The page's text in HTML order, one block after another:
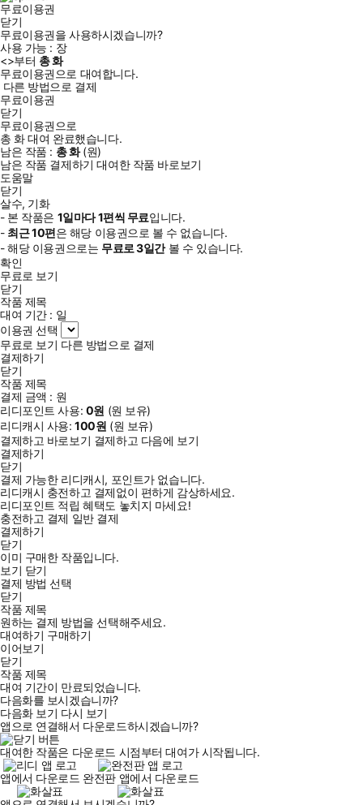
무료이용권
닫기
무료이용권을 사용하시겠습니까?
사용 가능 : 장
<>부터 총화
무료이용권으로 대여합니다.
다른 방법으로 결제
무료이용권
닫기
무료이용권으로
총 화대여 완료했습니다.
남은 작품 : 총화(원)
남은 작품 결제하기 대여한 작품 바로보기
도움말
닫기
살수, 기화
- 본 작품은 1일마다1편씩 무료입니다.
- 최근10편은 해당 이용권으로 볼 수 없습니다.
- 해당 이용권으로는 무료로3일간볼 수 있습니다.
확인
무료로 보기
닫기
작품 제목
대여 기간 : 일
이용권 선택
무료로 보기 다른 방법으로 결제
결제하기
닫기
작품 제목
결제 금액 : 원
리디포인트 사용: 0원 (원 보유)
리디캐시 사용:100원 (원 보유)
결제하고 바로보기 결제하고 다음에 보기
결제하기
닫기
결제 가능한 리디캐시, 포인트가 없습니다.
리디캐시 충전하고 결제없이 편하게 감상하세요.
리디포인트 적립 혜택도 놓치지 마세요!
충전하고 결제 일반 결제
결제하기
닫기
이미 구매한 작품입니다.
보기 닫기
결제 방법 선택
닫기
작품 제목
원하는 결제 방법을 선택해주세요.
대여하기 구매하기
이어보기
닫기
작품 제목
대여 기간이 만료되었습니다.
다음화를 보시겠습니까?
다음화 보기 다시 보기
앱으로 연결해서 다운로드하시겠습니까?
대여한 작품은 다운로드 시점부터 대여가 시작됩니다.
앱에서 다운로드 완전판 앱에서 다운로드